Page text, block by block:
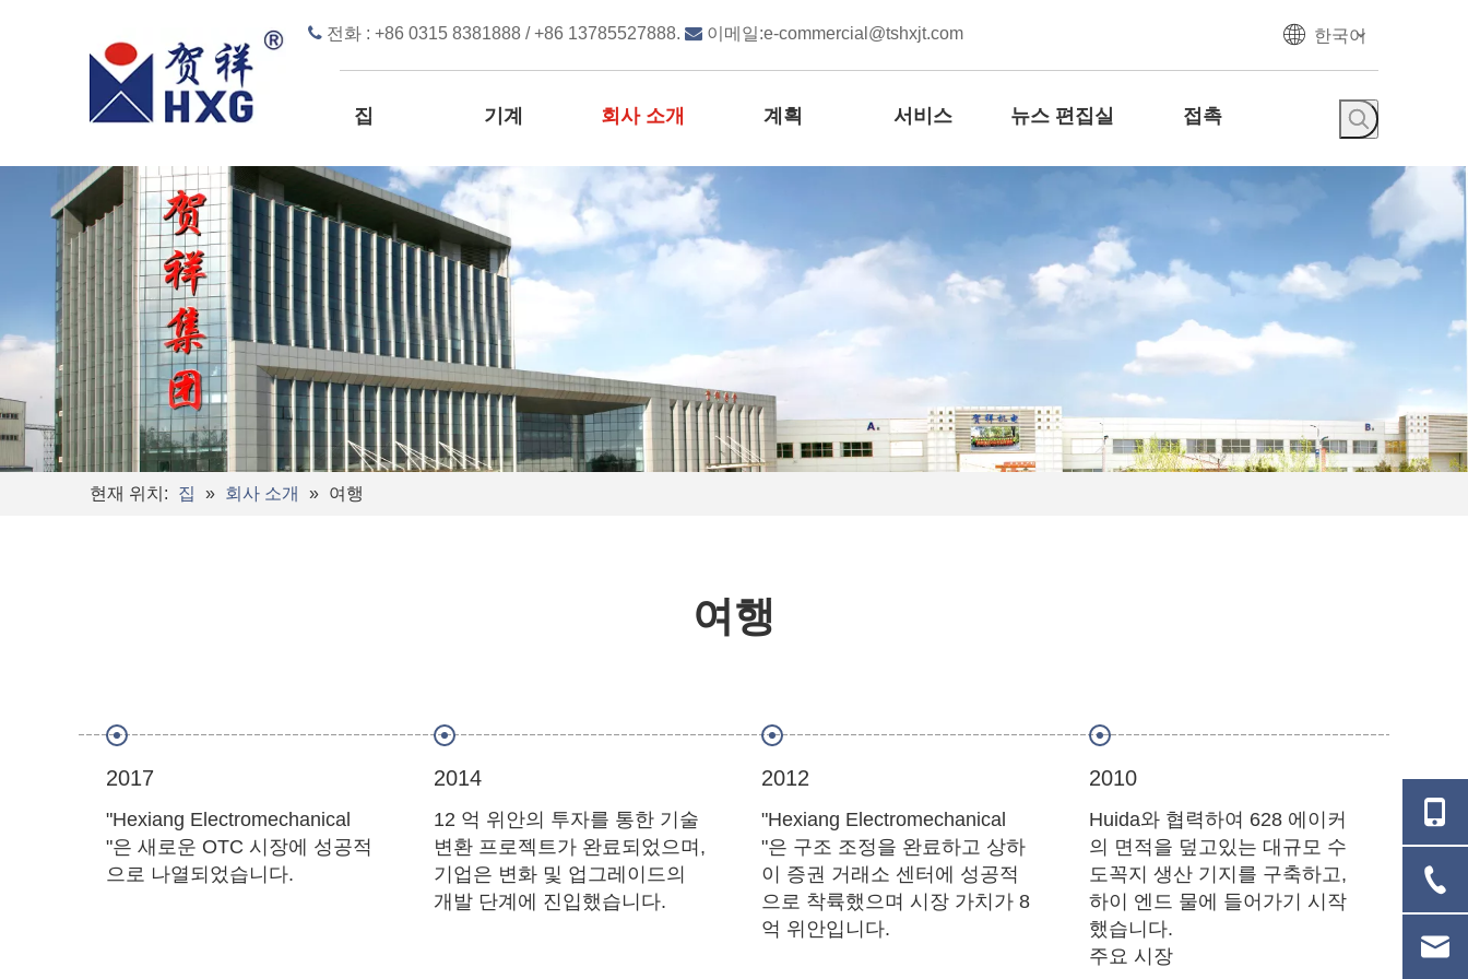
 전화 : +86 0315 8381888 / +86 13785527888.  이메일:e-commercial@tshxjt.com 한국어
집 기계 회사 소개 계획 서비스 뉴스 편집실 접촉
현재 위치: 집 » 회사 소개 » 여행
여행
2017
"Hexiang Electromechanical
"은 새로운 OTC 시장에 성공적
으로 나열되었습니다.
2014
12 억 위안의 투자를 통한 기술
변환 프로젝트가 완료되었으며,
기업은 변화 및 업그레이드의
개발 단계에 진입했습니다.
2012
"Hexiang Electromechanical
"은 구조 조정을 완료하고 상하
이 증권 거래소 센터에 성공적
으로 착륙했으며 시장 가치가 8
억 위안입니다.
2010
Huida와 협력하여 628 에이커
의 면적을 덮고있는 대규모 수
도꼭지 생산 기지를 구축하고,
하이 엔드 물에 들어가기 시작
했습니다.
주요 시장
2008
조주
설립,
위생
이
으로